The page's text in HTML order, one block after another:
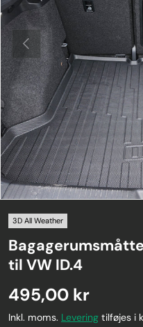
Forrige
3D All Weather
til VW ID.4
495,00 kr
Inkl. moms. Levering tilføjes i